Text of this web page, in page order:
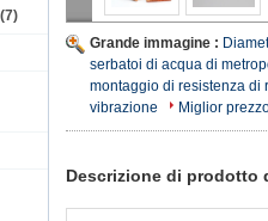
(7)
Grande immagine :
serbatoi di acqua di
montaggio di resistenza di
vibrazione
Miglior
Descrizione di prodotto